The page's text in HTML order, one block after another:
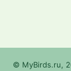
© MyBirds.ru,